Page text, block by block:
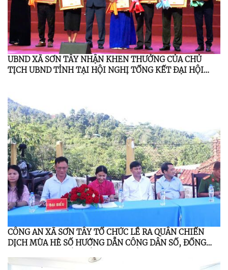
UBND XÃ SƠN TÂY NHẬN KHEN THƯỞNG CỦA CHỦ
TỊCH UBND TỈNH TẠI HỘI NGHỊ TỔNG KẾT ĐẠI HỘI
CÔNG AN XÃ SƠN TÂY TỔ CHỨC LỄ RA QUÂN CHIẾN
DỊCH MÙA HÈ SỐ HƯỚNG DẪN CÔNG DÂN SỐ, ĐỒNG
2026